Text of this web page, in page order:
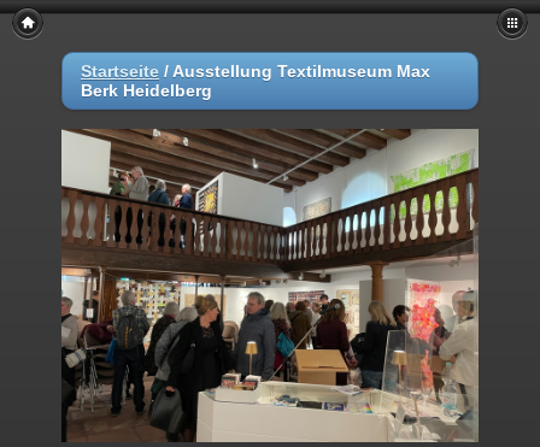
Startseite / Ausstellung Textilmuseum Max
Berk Heidelberg